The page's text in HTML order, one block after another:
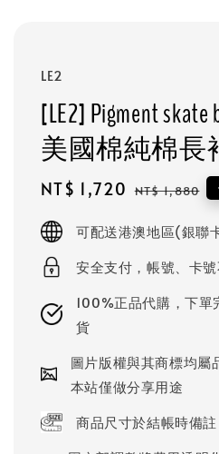
LE2
[LE2] Pigment skate
美國棉純棉長
Sale
NT$ 1,720 Regular
NT$ 1,880
可配送港澳地區(銀聯
安全支付，帳號、卡
100%正品代購，下
貨
圖片版權與其商標均屬
本站僅做分享用途
商品尺寸於結帳時備註